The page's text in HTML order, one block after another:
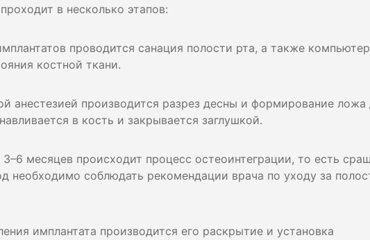
в несколько этапов:
проводится санация полости рта, а также
костной ткани.
анестезией производится разрез десны и формирование ложа
в кость и закрывается заглушкой.
месяцев происходит процесс остеоинтеграции, то есть
необходимо соблюдать рекомендации врача по уходу за
имплантата производится его раскрытие и установка